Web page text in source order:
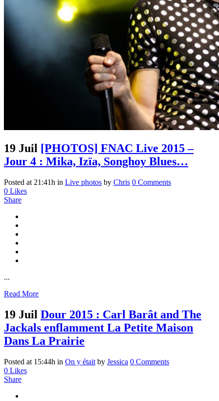
19 Juil [PHOTOS] FNAC Live 2015 –
Jour 4 : Mika, Izïa, Songhoy Blues…
Posted at 21:41h in Live photos by Chris 0 Comments
0 Likes
Share
...
Read More
19 Juil Dour 2015 : Carl Barât and The
Jackals enflamment La Petite Maison
Dans La Prairie
Posted at 15:44h in On y était by Jessica 0 Comments
0 Likes
Share